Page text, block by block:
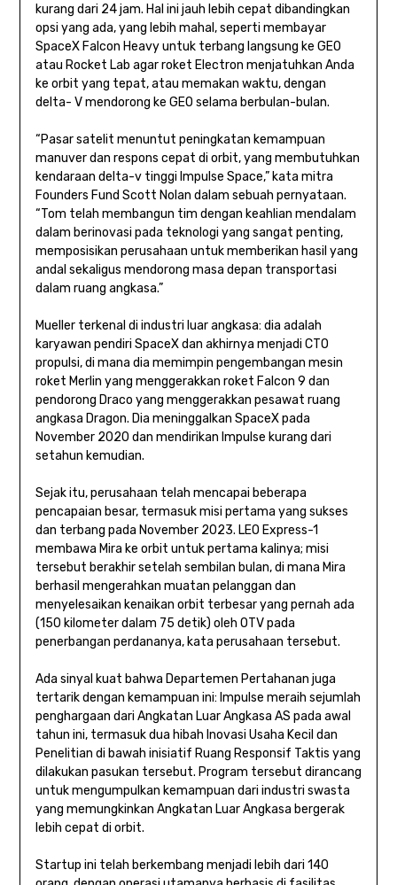
kurang dari 24 jam. Hal ini jauh lebih cepat dibandingkan
opsi yang ada, yang lebih mahal, seperti membayar
SpaceX Falcon Heavy untuk terbang langsung ke GEO
atau Rocket Lab agar roket Electron menjatuhkan Anda
ke orbit yang tepat, atau memakan waktu, dengan
delta- V mendorong ke GEO selama berbulan-bulan.
“Pasar satelit menuntut peningkatan kemampuan
manuver dan respons cepat di orbit, yang membutuhkan
kendaraan delta-v tinggi Impulse Space,” kata mitra
Founders Fund Scott Nolan dalam sebuah pernyataan.
“Tom telah membangun tim dengan keahlian mendalam
dalam berinovasi pada teknologi yang sangat penting,
memposisikan perusahaan untuk memberikan hasil yang
andal sekaligus mendorong masa depan transportasi
dalam ruang angkasa.”
Mueller terkenal di industri luar angkasa: dia adalah
karyawan pendiri SpaceX dan akhirnya menjadi CTO
propulsi, di mana dia memimpin pengembangan mesin
roket Merlin yang menggerakkan roket Falcon 9 dan
pendorong Draco yang menggerakkan pesawat ruang
angkasa Dragon. Dia meninggalkan SpaceX pada
November 2020 dan mendirikan Impulse kurang dari
setahun kemudian.
Sejak itu, perusahaan telah mencapai beberapa
pencapaian besar, termasuk misi pertama yang sukses
dan terbang pada November 2023. LEO Express-1
membawa Mira ke orbit untuk pertama kalinya; misi
tersebut berakhir setelah sembilan bulan, di mana Mira
berhasil mengerahkan muatan pelanggan dan
menyelesaikan kenaikan orbit terbesar yang pernah ada
(150 kilometer dalam 75 detik) oleh OTV pada
penerbangan perdananya, kata perusahaan tersebut.
Ada sinyal kuat bahwa Departemen Pertahanan juga
tertarik dengan kemampuan ini: Impulse meraih sejumlah
penghargaan dari Angkatan Luar Angkasa AS pada awal
tahun ini, termasuk dua hibah Inovasi Usaha Kecil dan
Penelitian di bawah inisiatif Ruang Responsif Taktis yang
dilakukan pasukan tersebut. Program tersebut dirancang
untuk mengumpulkan kemampuan dari industri swasta
yang memungkinkan Angkatan Luar Angkasa bergerak
lebih cepat di orbit.
Startup ini telah berkembang menjadi lebih dari 140